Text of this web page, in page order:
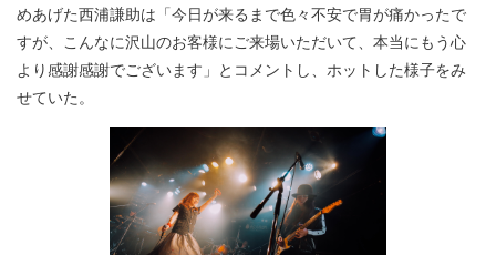
めあげた西浦謙助は「今日が来るまで色々不安で胃が痛かったで
すが、こんなに沢山のお客様にご来場いただいて、本当にもう心
より感謝感謝でございます」とコメントし、ホットした様子をみ
せていた。